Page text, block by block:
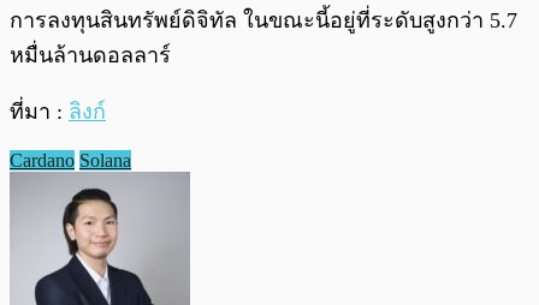
การลงทุนสินทรัพย์ดิจิทัล ในขณะนี้อยู่ที่ระดับสูงกว่า 5.7
หมื่นล้านดอลลาร์
ที่มา : ลิงก์
Cardano Solana